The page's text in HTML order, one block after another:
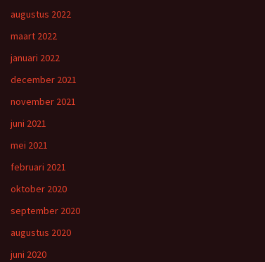
augustus 2022
maart 2022
januari 2022
december 2021
november 2021
juni 2021
mei 2021
februari 2021
oktober 2020
september 2020
augustus 2020
juni 2020